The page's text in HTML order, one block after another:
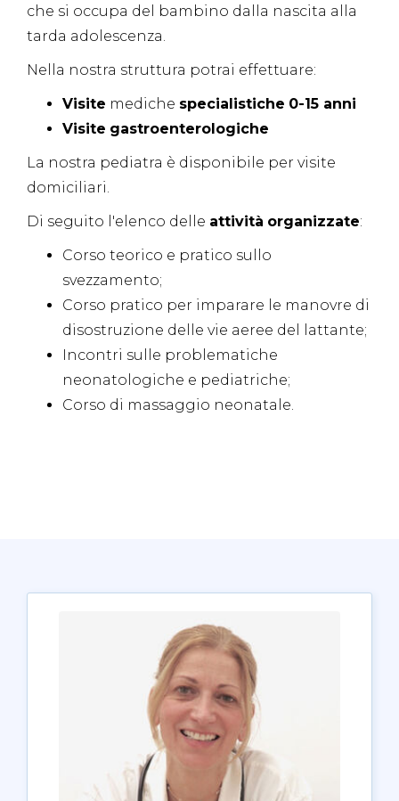
che si occupa del bambino dalla nascita alla
tarda adolescenza.
Nella nostra struttura potrai effettuare:
Visite mediche specialistiche 0-15 anni
Visite gastroenterologiche
La nostra pediatra è disponibile per visite
domiciliari.
Di seguito l'elenco delle attività organizzate:
Corso teorico e pratico sullo
svezzamento;
Corso pratico per imparare le manovre di
disostruzione delle vie aeree del lattante;
Incontri sulle problematiche
neonatologiche e pediatriche;
Corso di massaggio neonatale